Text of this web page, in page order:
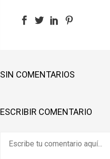
SIN COMENTARIOS
ESCRIBIR COMENTARIO